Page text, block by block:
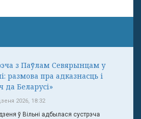
з Паўлам Севярынцам у
размова пра адказнасць і
да Беларусі»
2026, 18:32
ў Вільні адбылася сустрэча